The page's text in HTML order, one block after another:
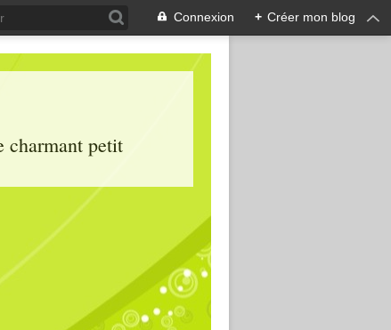
Connexion + Créer mon blog
charmant petit